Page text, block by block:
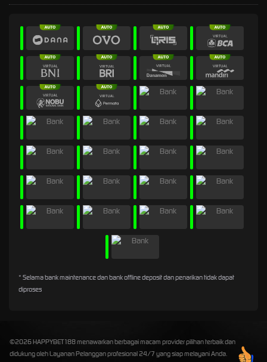
* Selama bank maintenance dan bank offline deposit dan penarikan tidak dapat
diproses
©2026 HAPPYBET188 menawarkan berbagai macam provider pilihan terbaik dan
didukung oleh Layanan Pelanggan profesional 24/7 yang siap melayani Anda.